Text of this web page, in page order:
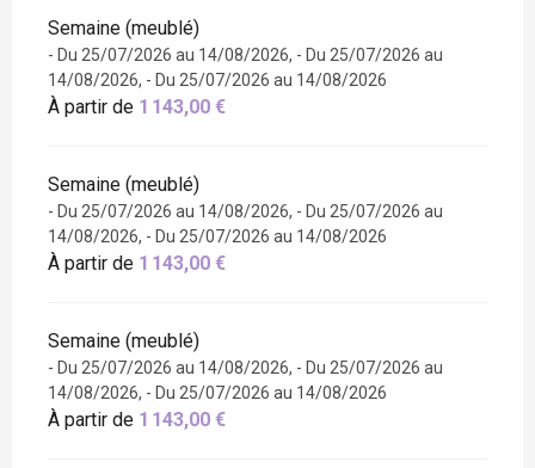
Semaine (meublé)
- Du 25/07/2026 au 14/08/2026, - Du 25/07/2026 au
14/08/2026, - Du 25/07/2026 au 14/08/2026
À partir de 1 143,00 €
Semaine (meublé)
- Du 25/07/2026 au 14/08/2026, - Du 25/07/2026 au
14/08/2026, - Du 25/07/2026 au 14/08/2026
À partir de 1 143,00 €
Semaine (meublé)
- Du 25/07/2026 au 14/08/2026, - Du 25/07/2026 au
14/08/2026, - Du 25/07/2026 au 14/08/2026
À partir de 1 143,00 €